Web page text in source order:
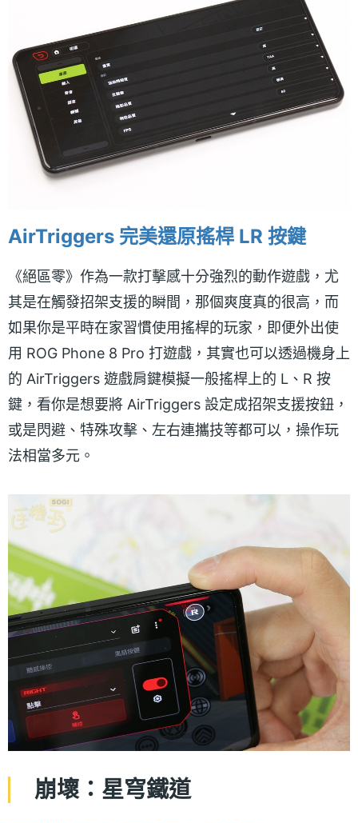
AirTriggers 完美還原搖桿 LR 按鍵
《絕區零》作為一款打擊感十分強烈的動作遊戲，尤
其是在觸發招架支援的瞬間，那個爽度真的很高，而
如果你是平時在家習慣使用搖桿的玩家，即便外出使
用 ROG Phone 8 Pro 打遊戲，其實也可以透過機身上
的 AirTriggers 遊戲肩鍵模擬一般搖桿上的 L、R 按
鍵，看你是想要將 AirTriggers 設定成招架支援按鈕，
或是閃避、特殊攻擊、左右連攜技等都可以，操作玩
法相當多元。
崩壞：星穹鐵道